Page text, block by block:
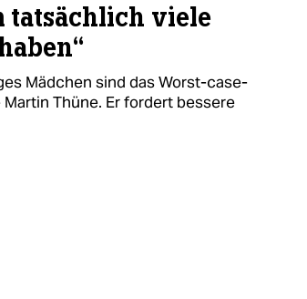
tatsächlich viele
Mädchen sind das Worst-case-
Thüne. Er fordert bessere